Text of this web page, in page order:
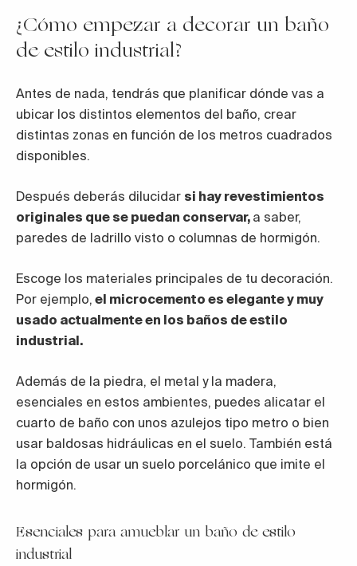
¿Cómo empezar a decorar un baño
de estilo industrial?
Antes de nada, tendrás que planificar dónde vas a
ubicar los distintos elementos del baño, crear
distintas zonas en función de los metros cuadrados
disponibles.
Después deberás dilucidar si hay revestimientos
originales que se puedan conservar, a saber,
paredes de ladrillo visto o columnas de hormigón.
Escoge los materiales principales de tu decoración.
Por ejemplo, el microcemento es elegante y muy
usado actualmente en los baños de estilo
industrial.
Además de la piedra, el metal y la madera,
esenciales en estos ambientes, puedes alicatar el
cuarto de baño con unos azulejos tipo metro o bien
usar baldosas hidráulicas en el suelo. También está
la opción de usar un suelo porcelánico que imite el
hormigón.
Esenciales para amueblar un baño de estilo
industrial